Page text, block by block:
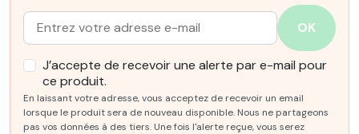
Email :
OK
J’accepte de recevoir une alerte par e-mail pour
ce produit.
En laissant votre adresse, vous acceptez de recevoir un email
lorsque le produit sera de nouveau disponible. Nous ne partageons
pas vos données à des tiers. Une fois l'alerte reçue, vous serez